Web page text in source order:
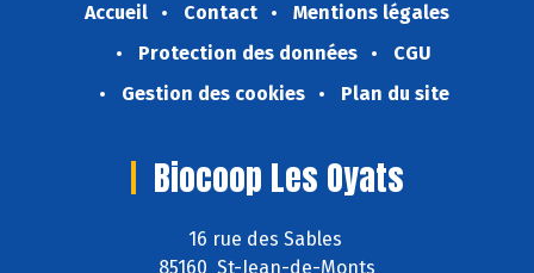
Accueil Contact
Mentions légales
Protection des données
CGU
Gestion des cookies
Plan du site
Biocoop Les Oyats
16 rue des Sables
85160 St-Jean-de-Monts